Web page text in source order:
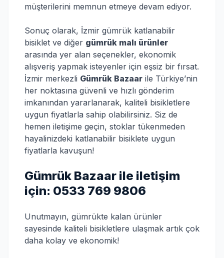
müşterilerini memnun etmeye devam ediyor.
Sonuç olarak, İzmir gümrük katlanabilir
bisiklet ve diğer gümrük malı ürünler
arasında yer alan seçenekler, ekonomik
alışveriş yapmak isteyenler için eşsiz bir fırsat.
İzmir merkezli Gümrük Bazaar ile Türkiye’nin
her noktasına güvenli ve hızlı gönderim
imkanından yararlanarak, kaliteli bisikletlere
uygun fiyatlarla sahip olabilirsiniz. Siz de
hemen iletişime geçin, stoklar tükenmeden
hayalinizdeki katlanabilir bisiklete uygun
fiyatlarla kavuşun!
Gümrük Bazaar ile iletişim
için: 0533 769 9806
Unutmayın, gümrükte kalan ürünler
sayesinde kaliteli bisikletlere ulaşmak artık çok
daha kolay ve ekonomik!